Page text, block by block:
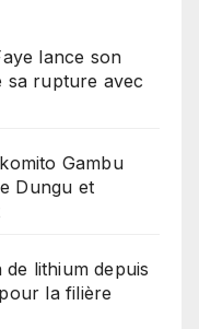
lance son
sa rupture avec
Gambu
Dungu et
lithium depuis
la filière